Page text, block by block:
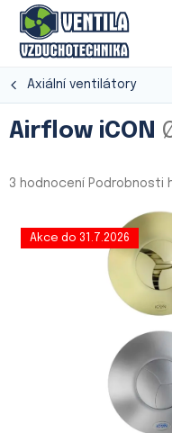
Přejít
obsah
Axiální ventilátory
Airflow iCON
Průměrné
5,0
3 hodnocení Podrobnosti
Akce do 31.7.2026